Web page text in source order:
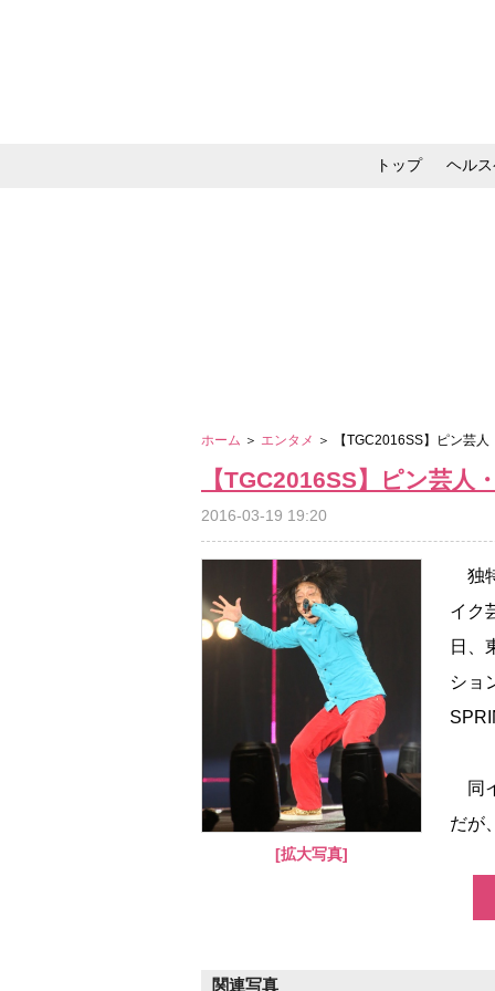
トップ ヘル
ホーム ＞ エンタメ ＞ 【TGC2016SS】ピン芸
【TGC2016SS】ピン芸人
2016-03-19 19:20
[拡大写真]
独
イク
日、
ショ
同
だが
関連写真